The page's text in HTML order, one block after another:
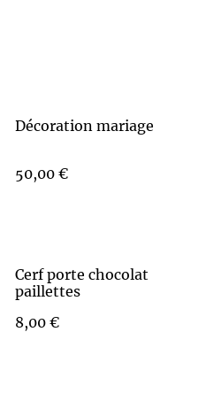
Décoration mariage
50,00 €
Cerf porte chocolat
paillettes
8,00 €